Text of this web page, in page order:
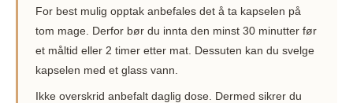
For best mulig opptak anbefales det å ta kapselen på
tom mage. Derfor bør du innta den minst 30 minutter før
et måltid eller 2 timer etter mat. Dessuten kan du svelge
kapselen med et glass vann.
Ikke overskrid anbefalt daglig dose. Dermed sikrer du